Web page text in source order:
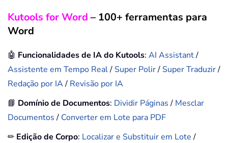
Kutools for Word – 100+ ferramentas para
Word
🤖 Funcionalidades de IA do Kutools: AI Assistant/
Assistente em Tempo Real/ Super Polir/ Super Traduzir/
Redação por IA/ Revisão por IA
📘 Domínio de Documentos: Dividir Páginas/ Mesclar
Documentos/ Converter em Lote para PDF
✏ Edição de Corpo: Localizar e Substituir em Lote/